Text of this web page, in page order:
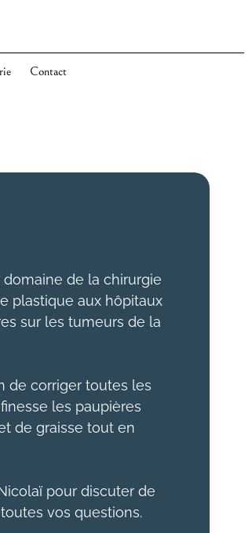
Contact
domaine de la chirurgie
plastique aux hôpitaux
sur les tumeurs de la
de corriger toutes les
les paupières
de graisse tout en
pour discuter de
vos questions.